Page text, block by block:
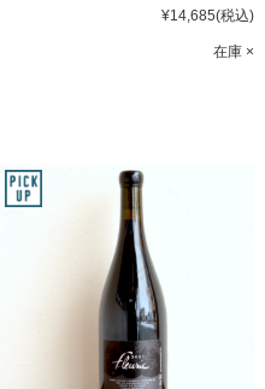
¥14,685(税込)
在庫 ×